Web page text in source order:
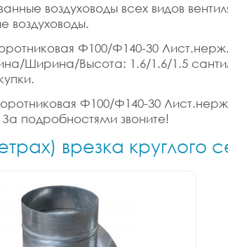
воздуховоды всех видов
воздуховоды.
Ф100/Ф140-30
Ширина/Высота: 1.6/1.6/1.5
Ф100/Ф140-30
подробностями звоните!
врезка круглого